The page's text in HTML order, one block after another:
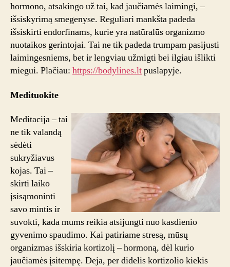
hormono, atsakingo už tai, kad jaučiamės laimingi, –
išsiskyrimą smegenyse. Reguliari mankšta padeda
išsiskirti endorfinams, kurie yra natūralūs organizmo
nuotaikos gerintojai. Tai ne tik padeda trumpam pasijusti
laimingesniems, bet ir lengviau užmigti bei ilgiau išlikti
miegui. Plačiau: https://bodylines.ltpuslapyje.
Medituokite
Meditacija – tai
ne tik valandą
sėdėti
sukryžiavus
kojas. Tai –
skirti laiko
įsisąmoninti
savo mintis ir
suvokti, kada mums reikia atsijungti nuo kasdienio
gyvenimo spaudimo. Kai patiriame stresą, mūsų
organizmas išskiria kortizolį – hormoną, dėl kurio
jaučiamės įsitempę. Deja, per didelis kortizolio kiekis